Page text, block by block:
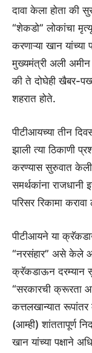
दावा केला होता की
“शेकडो” लोकांचा
करणाऱ्या खान
मुख्यमंत्री अली अमीन
की ते दोघेही खैबर-
शहरात होते.
पीटीआयच्या तीन
झाली त्या ठिकाणी
करण्यास सुरुवात केली
समर्थकांना
परिसर रिकामा करावा
पीटीआयने या
“नरसंहार” असे केले
क्रॅकडाऊन दरम्यान
“सरकारची क्रूरता
कत्तलखान्यात रूपांतर
(आम्ही) शांततापूर्ण
खान यांच्या पक्षाने